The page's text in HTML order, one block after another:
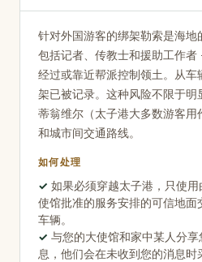
针对外国游客的绑架勒索是海地
包括记者、传教士和援助工作者
经过或靠近帮派控制领土。从车
架已被记录。这种风险不限于明
蒂翁维尔（太子港大多数游客用
和城市间交通路线。
如何处理
如果必须穿越太子港，只使用
使馆批准的服务安排的可信地面
车辆。
与您的大使馆和家中某人分享
息，他们会在未收到您的消息时